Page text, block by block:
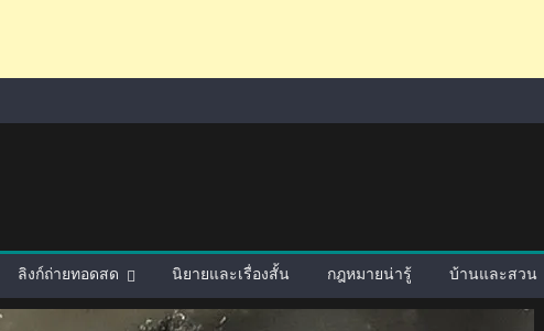
ลิงก์ถ่ายทอดสด นิยายและเรื่องสั้น กฎหมายน่ารู้ บ้านและสวน